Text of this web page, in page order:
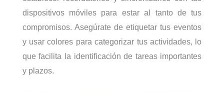
dispositivos móviles para estar al tanto de tus
compromisos. Asegúrate de etiquetar tus eventos
y usar colores para categorizar tus actividades, lo
que facilita la identificación de tareas importantes
y plazos.